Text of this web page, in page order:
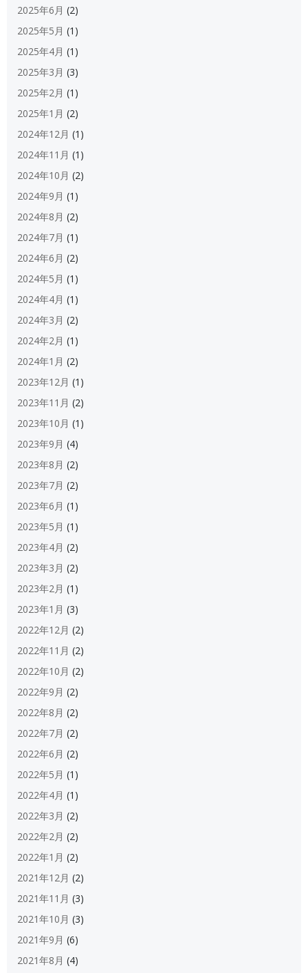
2025年6月 (2)
2025年5月 (1)
2025年4月 (1)
2025年3月 (3)
2025年2月 (1)
2025年1月 (2)
2024年12月 (1)
2024年11月 (1)
2024年10月 (2)
2024年9月 (1)
2024年8月 (2)
2024年7月 (1)
2024年6月 (2)
2024年5月 (1)
2024年4月 (1)
2024年3月 (2)
2024年2月 (1)
2024年1月 (2)
2023年12月 (1)
2023年11月 (2)
2023年10月 (1)
2023年9月 (4)
2023年8月 (2)
2023年7月 (2)
2023年6月 (1)
2023年5月 (1)
2023年4月 (2)
2023年3月 (2)
2023年2月 (1)
2023年1月 (3)
2022年12月 (2)
2022年11月 (2)
2022年10月 (2)
2022年9月 (2)
2022年8月 (2)
2022年7月 (2)
2022年6月 (2)
2022年5月 (1)
2022年4月 (1)
2022年3月 (2)
2022年2月 (2)
2022年1月 (2)
2021年12月 (2)
2021年11月 (3)
2021年10月 (3)
2021年9月 (6)
2021年8月 (4)